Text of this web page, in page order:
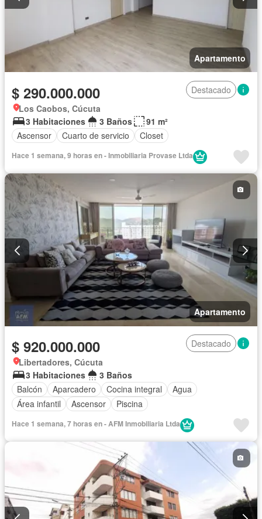
Apartamento
$ 290.000.000
Destacado
Los Caobos, Cúcuta
3 Habitaciones
3 Baños
91 m²
Ascensor
Cuarto de servicio Closet
Hace 1 semana, 9 horas en - Inmobiliaria Provase Ltda
Apartamento
$ 920.000.000
Destacado
Libertadores, Cúcuta
3 Habitaciones
3 Baños
Balcón
Aparcadero Cocina integral
Agua
Área infantil
Ascensor Piscina
Hace 1 semana, 7 horas en - AFM Inmobiliaria Ltda